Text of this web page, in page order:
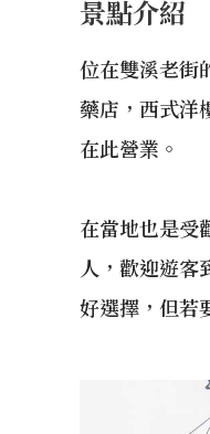
景點介紹
位在雙溪老街
藥店，西式洋
在此營業。
在當地也是受
人，歡迎遊客
好選擇，但若